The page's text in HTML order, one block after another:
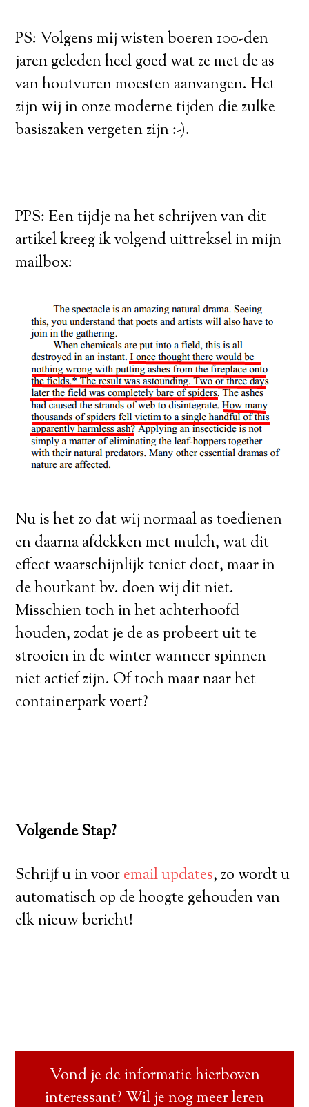
PS: Volgens mij wisten boeren 100-den
jaren geleden heel goed wat ze met de as
van houtvuren moesten aanvangen. Het
zijn wij in onze moderne tijden die zulke
basiszaken vergeten zijn :-).
PPS: Een tijdje na het schrijven van dit
artikel kreeg ik volgend uittreksel in mijn
mailbox:
Nu is het zo dat wij normaal as toedienen
en daarna afdekken met mulch, wat dit
effect waarschijnlijk teniet doet, maar in
de houtkant bv. doen wij dit niet.
Misschien toch in het achterhoofd
houden, zodat je de as probeert uit te
strooien in de winter wanneer spinnen
niet actief zijn. Of toch maar naar het
containerpark voert?
Volgende Stap?
Schrijf u in vooremail updates, zo wordt u
automatisch op de hoogte gehouden van
elk nieuw bericht!
Vond je de informatie hierboven
interessant? Wil je nog meer leren